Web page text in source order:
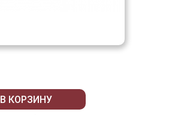
В КОРЗИНУ